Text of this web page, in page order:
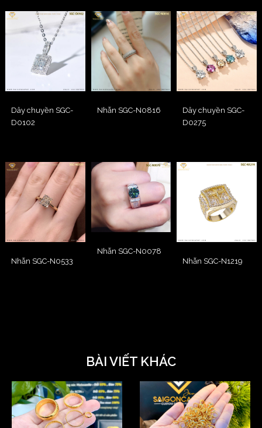
Dây chuyền SGC-
D0102
Nhẫn SGC-N0816
Dây chuyền SGC-
D0275
Nhẫn SGC-N0533
Nhẫn SGC-N0078
Nhẫn SGC-N1219
BÀI VIẾT KHÁC